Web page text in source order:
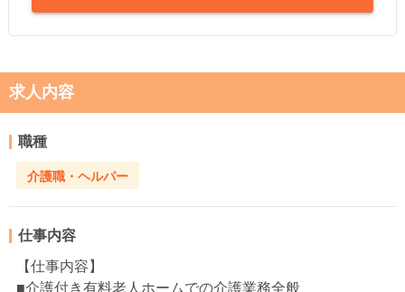
求人内容
職種
介護職・ヘルパー
仕事内容
【仕事内容】
■介護付き有料老人ホームでの介護業務全般